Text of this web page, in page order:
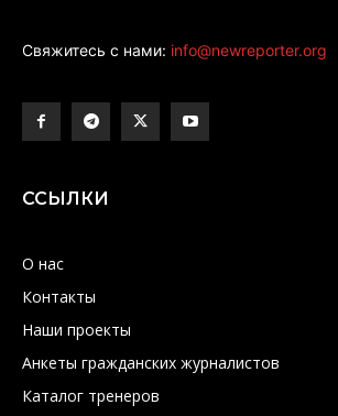
Свяжитесь с нами: info@newreporter.org
ССЫЛКИ
О нас
Контакты
Наши проекты
Анкеты гражданских журналистов
Каталог тренеров